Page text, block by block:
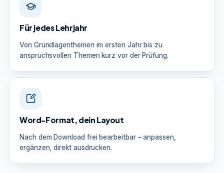
Für jedes Lehrjahr
Von Grundlagenthemen im ersten Jahr bis zu
anspruchsvollen Themen kurz vor der Prüfung.
Word-Format, dein Layout
Nach dem Download frei bearbeitbar – anpassen,
ergänzen, direkt ausdrucken.